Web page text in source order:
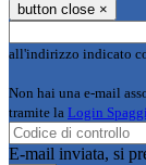
button close ×
all'indirizzo indicato
Non hai una e-mail
tramite la Login
E-mail inviata, si